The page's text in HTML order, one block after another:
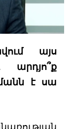
այս
արդյո՞ք
է սա